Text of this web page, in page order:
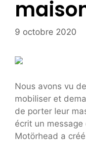
9 octobre 2020
Nous avons vu
mobiliser et
de porter leur
écrit un
Motörhead a